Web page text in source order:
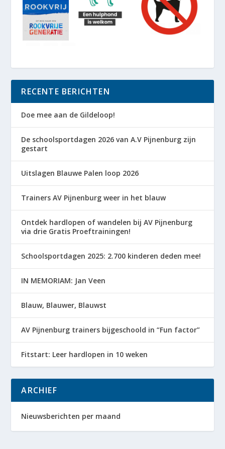
RECENTE BERICHTEN
Doe mee aan de Gildeloop!
De schoolsportdagen 2026 van A.V Pijnenburg zijn
gestart
Uitslagen Blauwe Palen loop 2026
Trainers AV Pijnenburg weer in het blauw
Ontdek hardlopen of wandelen bij AV Pijnenburg
via drie Gratis Proeftrainingen!
Schoolsportdagen 2025: 2.700 kinderen deden mee!
IN MEMORIAM: Jan Veen
Blauw, Blauwer, Blauwst
AV Pijnenburg trainers bijgeschoold in “Fun factor”
Fitstart: Leer hardlopen in 10 weken
ARCHIEF
Nieuwsberichten per maand